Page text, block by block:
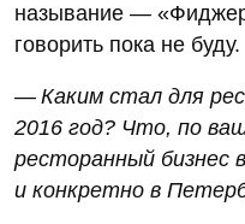
называние —
говорить пока не буду.
— Каким стал для
2016 год? Что, по
ресторанный бизнес
и конкретно в